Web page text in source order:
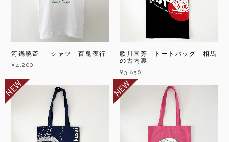
河鍋暁斎 Tシャツ 百鬼夜行
¥4,200
歌川国芳 トートバッグ 相馬
の古内裏
¥3,850